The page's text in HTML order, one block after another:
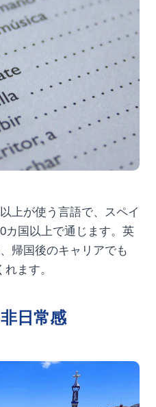
上が使う言語で、スペイ
カ国以上で通じます。英
帰国後のキャリアでも
ます。
日常感